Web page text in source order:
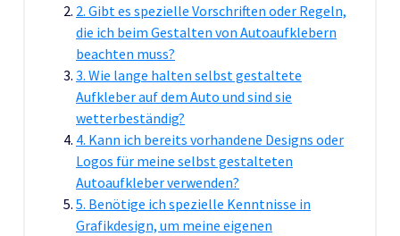
2. Gibt es spezielle Vorschriften oder Regeln,
die ich beim Gestalten von Autoaufklebern
beachten muss?
3. Wie lange halten selbst gestaltete
Aufkleber auf dem Auto und sind sie
wetterbeständig?
4. Kann ich bereits vorhandene Designs oder
Logos für meine selbst gestalteten
Autoaufkleber verwenden?
5. Benötige ich spezielle Kenntnisse in
Grafikdesign, um meine eigenen